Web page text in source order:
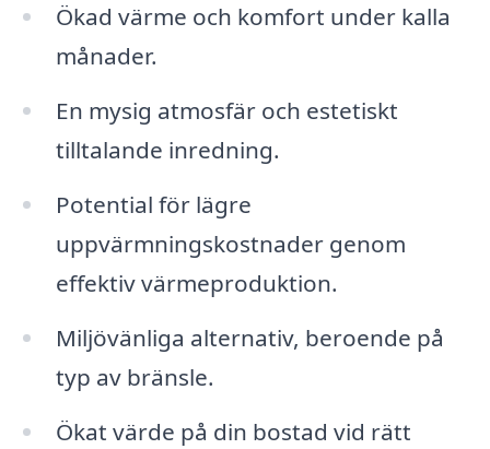
Ökad värme och komfort under kalla
månader.
En mysig atmosfär och estetiskt
tilltalande inredning.
Potential för lägre
uppvärmningskostnader genom
effektiv värmeproduktion.
Miljövänliga alternativ, beroende på
typ av bränsle.
Ökat värde på din bostad vid rätt